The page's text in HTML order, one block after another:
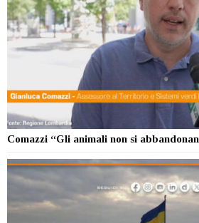
Comazzi “Gli animali non si